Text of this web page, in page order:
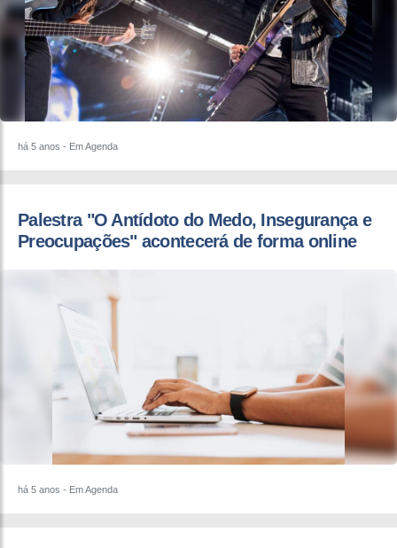
há 5 anos - Em Agenda
Palestra "O Antídoto do Medo, Insegurança e
Preocupações" acontecerá de forma online
há 5 anos - Em Agenda